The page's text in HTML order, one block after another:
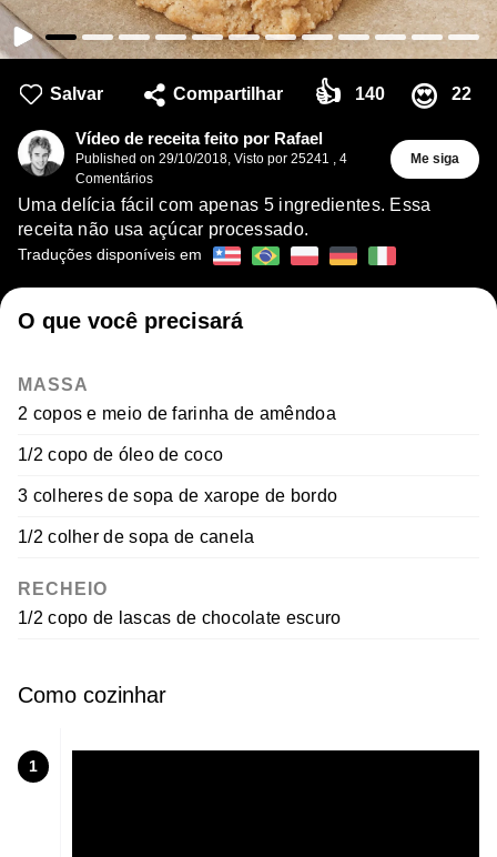
Salvar Compartilhar 👍 140 😍 22
Vídeo de receita feito por Rafael
Published on 29/10/2018, Visto por 25241 , 4
Comentários
Me siga
Uma delícia fácil com apenas 5 ingredientes. Essa
receita não usa açúcar processado.
Traduções disponíveis em
O que você precisará
MASSA
2 copos e meio de farinha de amêndoa
1/2 copo de óleo de coco
3 colheres de sopa de xarope de bordo
1/2 colher de sopa de canela
RECHEIO
1/2 copo de lascas de chocolate escuro
Como cozinhar
1